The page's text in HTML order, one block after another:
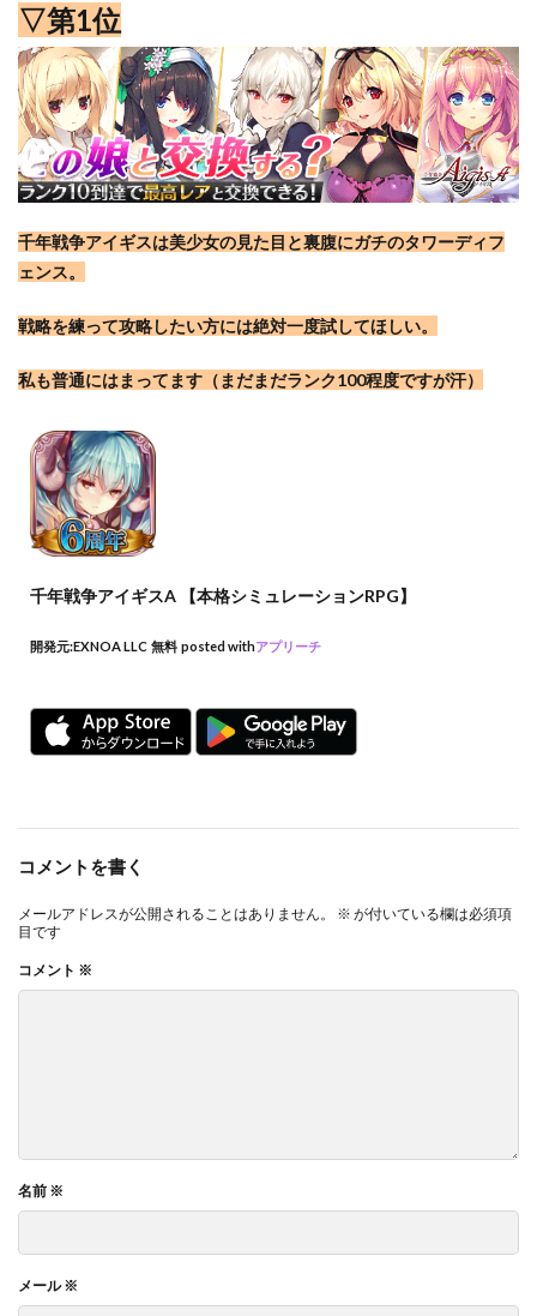
▽第1位
千年戦争アイギスは美少女の見た目と裏腹にガチのタワーディフ
ェンス。
戦略を練って攻略したい方には絶対一度試してほしい。
私も普通にはまってます（まだまだランク100程度ですが汗）
千年戦争アイギスA 【本格シミュレーションRPG】
開発元:EXNOA LLC 無料 posted withアプリーチ
コメントを書く
メールアドレスが公開されることはありません。 ※ が付いている欄は必須項
目です
コメント ※
名前 ※
メール※